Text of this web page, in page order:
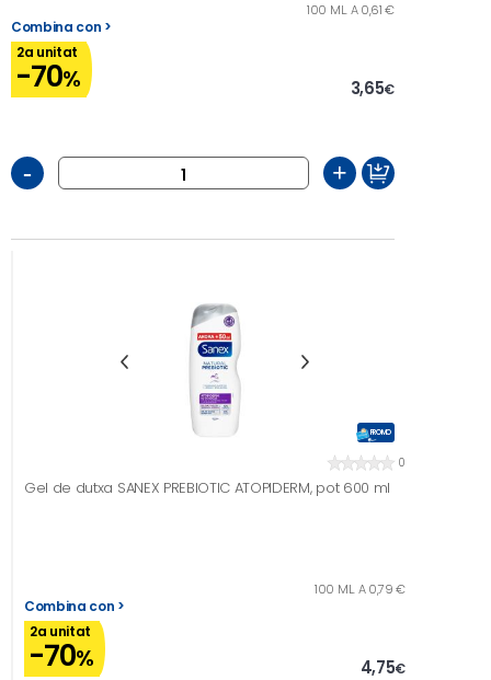
Combina con >
100 ML. A 0,61 €
2a unitat
-70% 3,65€
- +
PROMO
0
Gel de dutxa SANEX PREBIOTIC ATOPIDERM, pot 600 ml
Combina con >
100 ML. A 0,79 €
2a unitat
-70% 4,75€